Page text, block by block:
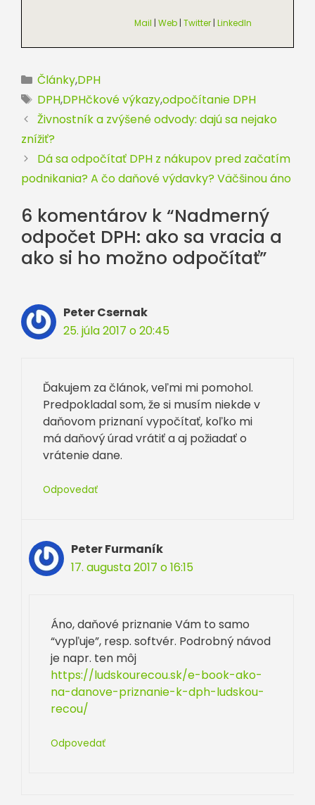
Mail | Web | Twitter | LinkedIn
Kategórie
Články,DPH
Značky
DPH,DPHčkové výkazy,odpočítanie DPH
Živnostník a zvýšené odvody: dajú sa nejako
znížiť?
Dá sa odpočítať DPH z nákupov pred začatím
podnikania? A čo daňové výdavky? Väčšinou áno
6 komentárov k “Nadmerný
odpočet DPH: ako sa vracia a
ako si ho možno odpočítať”
Peter Csernak
25. júla 2017 o 20:45
Ďakujem za článok, veľmi mi pomohol.
Predpokladal som, že si musím niekde v
daňovom priznaní vypočítať, koľko mi
má daňový úrad vrátiť a aj požiadať o
vrátenie dane.
Odpovedať
Peter Furmaník
17. augusta 2017 o 16:15
Áno, daňové priznanie Vám to samo
“vypľuje”, resp. softvér. Podrobný návod
je napr. ten môj
https://ludskourecou.sk/e-book-ako-
na-danove-priznanie-k-dph-ludskou-
recou/
Odpovedať